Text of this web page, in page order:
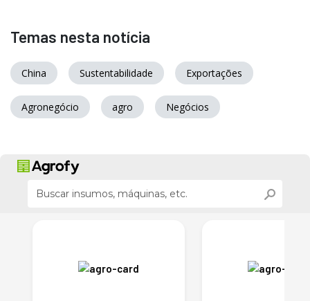
Temas nesta notícia
China Sustentabilidade Exportações
Agronegócio agro Negócios